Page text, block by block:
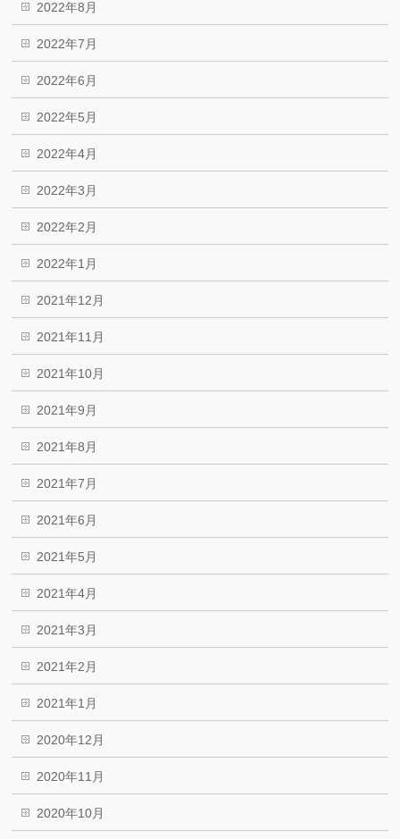
2022年8月
2022年7月
2022年6月
2022年5月
2022年4月
2022年3月
2022年2月
2022年1月
2021年12月
2021年11月
2021年10月
2021年9月
2021年8月
2021年7月
2021年6月
2021年5月
2021年4月
2021年3月
2021年2月
2021年1月
2020年12月
2020年11月
2020年10月